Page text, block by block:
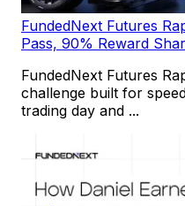
FundedNext Futures
Pass, 90% Reward
FundedNext Futures
challenge built for
trading day and ...